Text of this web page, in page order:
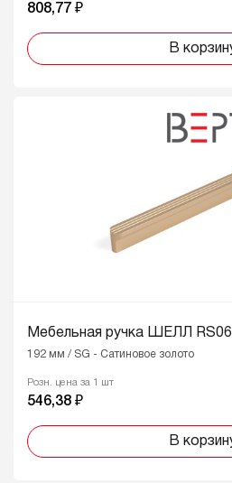
808,77 ₽
В
Мебельная ручка ШЕЛЛ
192 мм / SG - Сатиновое золото
Розн. цена за 1 шт
546,38 ₽
В